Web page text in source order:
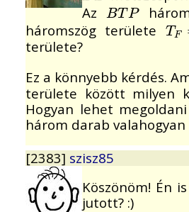
Az
BTP
BTP
háromszög területe
T F
TF=
területe?
Ez a könnyebb kérdés.
területe között milyen
Hogyan lehet
három darab
[2383] szisz85
Köszönöm! Én
jutott? :)